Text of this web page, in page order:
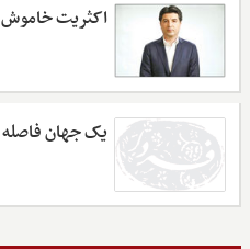
اکثریت خاموش
یک جهان فاصله